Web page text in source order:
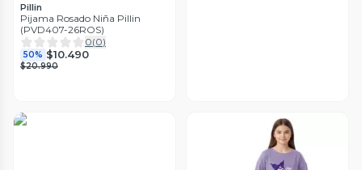
Pillin
Pijama Rosado Niña Pillin
(PVD407-26ROS)
0(0)
50% $10.490
$20.990